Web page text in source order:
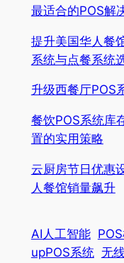
最适合的POS解
提升美国华人餐
系统与点餐系统
升级西餐厅POS
餐饮POS系统库
置的实用策略
云厨房节日优惠
人餐馆销量飙升
AI人工智能
upPOS系统 无